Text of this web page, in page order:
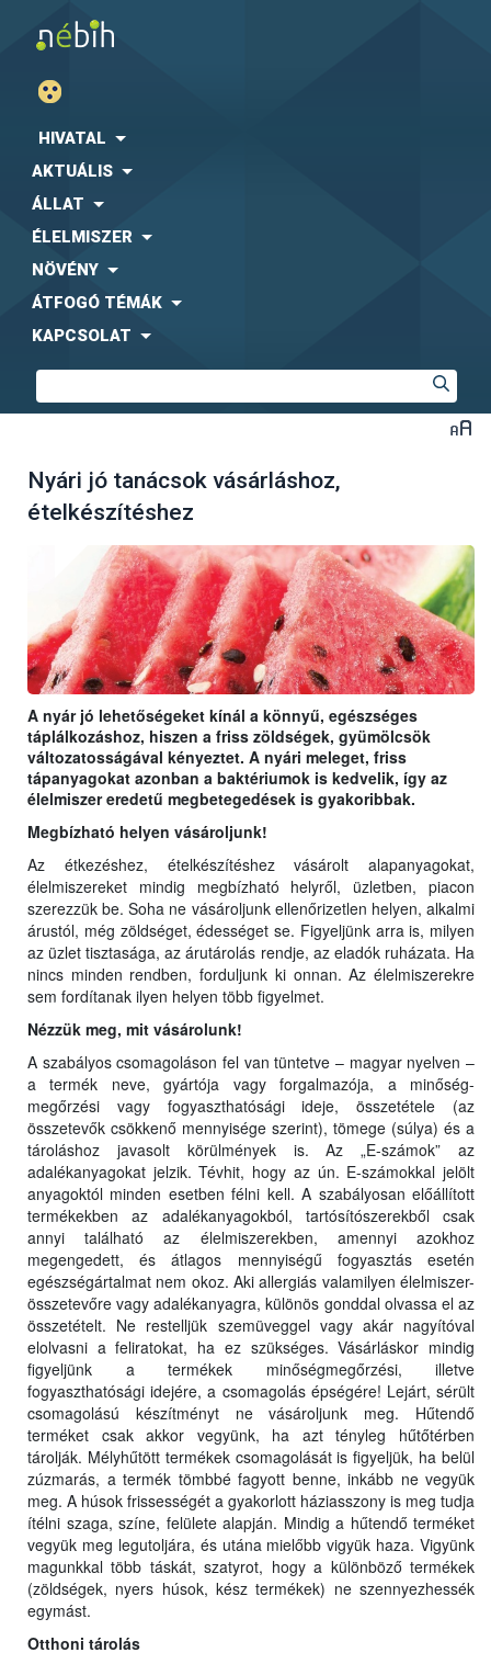
HIVATAL
AKTUÁLIS
ÁLLAT
ÉLELMISZER
NÖVÉNY
ÁTFOGÓ TÉMÁK
KAPCSOLAT
Nyári jó tanácsok vásárláshoz,
ételkészítéshez
A nyár jó lehetőségeket kínál a könnyű, egészséges
táplálkozáshoz, hiszen a friss zöldségek, gyümölcsök
változatosságával kényeztet. A nyári meleget, friss
tápanyagokat azonban a baktériumok is kedvelik, így az
élelmiszer eredetű megbetegedések is gyakoribbak.
Megbízható helyen vásároljunk!
Az étkezéshez, ételkészítéshez vásárolt alapanyagokat,
élelmiszereket mindig megbízható helyről, üzletben, piacon
szerezzük be. Soha ne vásároljunk ellenőrizetlen helyen, alkalmi
árustól, még zöldséget, édességet se. Figyeljünk arra is, milyen
az üzlet tisztasága, az árutárolás rendje, az eladók ruházata. Ha
nincs minden rendben, forduljunk ki onnan. Az élelmiszerekre
sem fordítanak ilyen helyen több figyelmet.
Nézzük meg, mit vásárolunk!
A szabályos csomagoláson fel van tüntetve – magyar nyelven –
a termék neve, gyártója vagy forgalmazója, a minőség-
megőrzési vagy fogyaszthatósági ideje, összetétele (az
összetevők csökkenő mennyisége szerint), tömege (súlya) és a
tároláshoz javasolt körülmények is. Az „E-számok” az
adalékanyagokat jelzik. Tévhit, hogy az ún. E-számokkal jelölt
anyagoktól minden esetben félni kell. A szabályosan előállított
termékekben az adalékanyagokból, tartósítószerekből csak
annyi található az élelmiszerekben, amennyi azokhoz
megengedett, és átlagos mennyiségű fogyasztás esetén
egészségártalmat nem okoz. Aki allergiás valamilyen élelmiszer-
összetevőre vagy adalékanyagra, különös gonddal olvassa el az
összetételt. Ne restelljük szemüveggel vagy akár nagyítóval
elolvasni a feliratokat, ha ez szükséges. Vásárláskor mindig
figyeljünk a termékek minőségmegőrzési, illetve
fogyaszthatósági idejére, a csomagolás épségére! Lejárt, sérült
csomagolású készítményt ne vásároljunk meg. Hűtendő
terméket csak akkor vegyünk, ha azt tényleg hűtőtérben
tárolják. Mélyhűtött termékek csomagolását is figyeljük, ha belül
zúzmarás, a termék tömbbé fagyott benne, inkább ne vegyük
meg. A húsok frissességét a gyakorlott háziasszony is meg tudja
ítélni szaga, színe, felülete alapján. Mindig a hűtendő terméket
vegyük meg legutoljára, és utána mielőbb vigyük haza. Vigyünk
magunkkal több táskát, szatyrot, hogy a különböző termékek
(zöldségek, nyers húsok, kész termékek) ne szennyezhessék
egymást.
Otthoni tárolás